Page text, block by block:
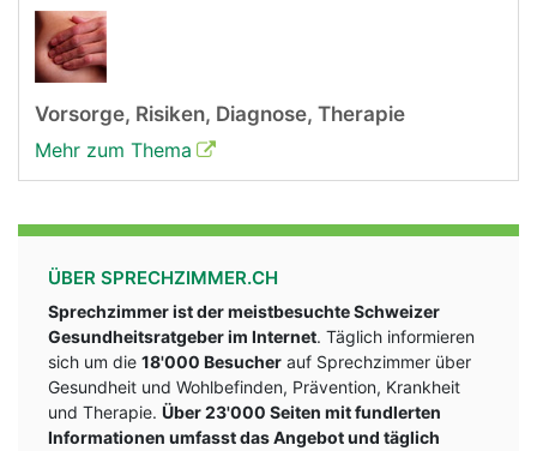
Vorsorge, Risiken, Diagnose, Therapie
Mehr zum Thema
ÜBER SPRECHZIMMER.CH
Sprechzimmer ist der meistbesuchte Schweizer
Gesundheitsratgeber im Internet. Täglich informieren
sich um die 18'000 Besucher auf Sprechzimmer über
Gesundheit und Wohlbefinden, Prävention, Krankheit
und Therapie. Über 23'000 Seiten mit fundlerten
Informationen umfasst das Angebot und täglich